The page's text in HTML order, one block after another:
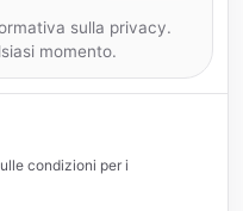
sulla privacy.
momento.
condizioni per i